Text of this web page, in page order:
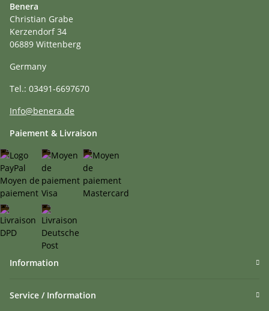
Benera
Christian Grabe
Kerzendorf 34
06889 Wittenberg
Germany
Tel.: 03491-6697670
Info@benera.de
Paiement & Livraison
Information
Service / Information